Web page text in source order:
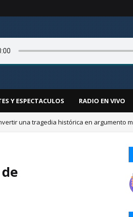
Y ESPECTACULOS RADIO EN VIVO
una tragedia histórica en argumento